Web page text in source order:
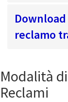
reclamo
Modalità
Reclami